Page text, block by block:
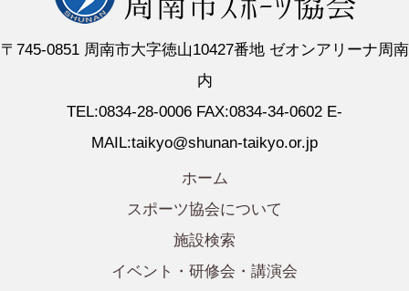
〒745-0851 周南市大字徳山10427番地 ゼオンアリーナ周南
内
TEL:0834-28-0006 FAX:0834-34-0602 E-
MAIL:taikyo@shunan-taikyo.or.jp
ホーム
スポーツ協会について
施設検索
イベント・研修会・講演会